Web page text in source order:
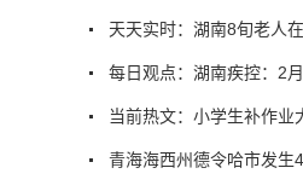
天天实时：湖南8旬老人
每日观点：湖南疾控：2
当前热文：小学生补作业
青海海西州德令哈市发生